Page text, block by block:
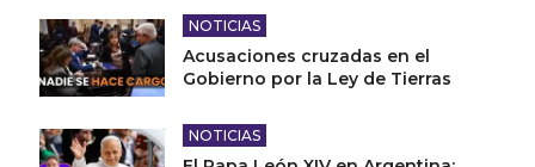
NOTICIAS
Acusaciones cruzadas en el
Gobierno por la Ley de Tierras
NOTICIAS